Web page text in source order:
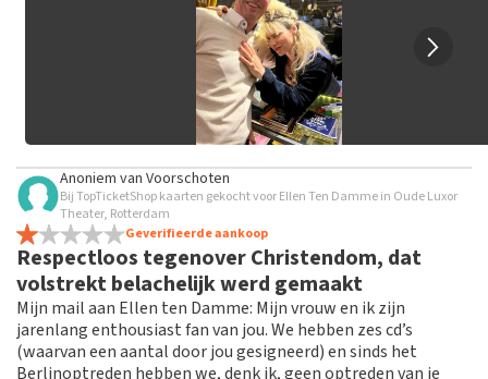
Anoniem van Voorschoten
Bij TopTicketShop kaarten gekocht voor Ellen Ten Damme in Oude Luxor
Theater, Rotterdam
Geverifieerde aankoop
Respectloos tegenover Christendom, dat
volstrekt belachelijk werd gemaakt
Mijn mail aan Ellen ten Damme: Mijn vrouw en ik zijn
jarenlang enthousiast fan van jou. We hebben zes cd’s
(waarvan een aantal door jou gesigneerd) en sinds het
Berlinoptreden hebben we, denk ik, geen optreden van je